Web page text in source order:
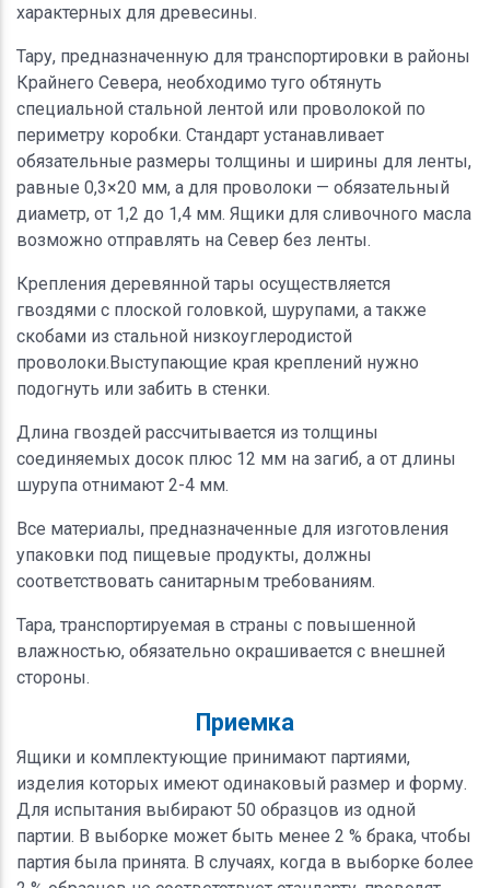
характерных для древесины.
Тару, предназначенную для транспортировки в районы
Крайнего Севера, необходимо туго обтянуть
специальной стальной лентой или проволокой по
периметру коробки. Стандарт устанавливает
обязательные размеры толщины и ширины для ленты,
равные 0,3×20 мм, а для проволоки — обязательный
диаметр, от 1,2 до 1,4 мм. Ящики для сливочного масла
возможно отправлять на Север без ленты.
Крепления деревянной тары осуществляется
гвоздями с плоской головкой, шурупами, а также
скобами из стальной низкоуглеродистой
проволоки.Выступающие края креплений нужно
подогнуть или забить в стенки.
Длина гвоздей рассчитывается из толщины
соединяемых досок плюс 12 мм на загиб, а от длины
шурупа отнимают 2-4 мм.
Все материалы, предназначенные для изготовления
упаковки под пищевые продукты, должны
соответствовать санитарным требованиям.
Тара, транспортируемая в страны с повышенной
влажностью, обязательно окрашивается с внешней
стороны.
Приемка
Ящики и комплектующие принимают партиями,
изделия которых имеют одинаковый размер и форму.
Для испытания выбирают 50 образцов из одной
партии. В выборке может быть менее 2 % брака, чтобы
партия была принята. В случаях, когда в выборке более